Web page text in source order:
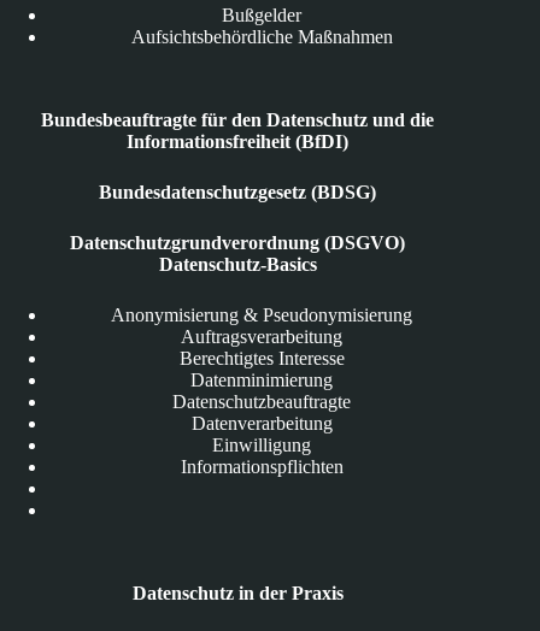
Bußgelder
Aufsichtsbehördliche Maßnahmen
Bundesbeauftragte für den Datenschutz und die
Informationsfreiheit (BfDI)
Bundesdatenschutzgesetz (BDSG)
Datenschutzgrundverordnung (DSGVO)
Datenschutz-Basics
Anonymisierung & Pseudonymisierung
Auftragsverarbeitung
Berechtigtes Interesse
Datenminimierung
Datenschutzbeauftragte
Datenverarbeitung
Einwilligung
Informationspflichten
Datenschutz in der Praxis